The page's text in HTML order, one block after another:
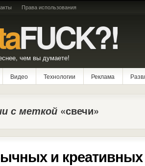
Права использования
FUCK?!
чем вы думаете!
Видео Технологии Реклама
с меткой «свечи»
и креативных